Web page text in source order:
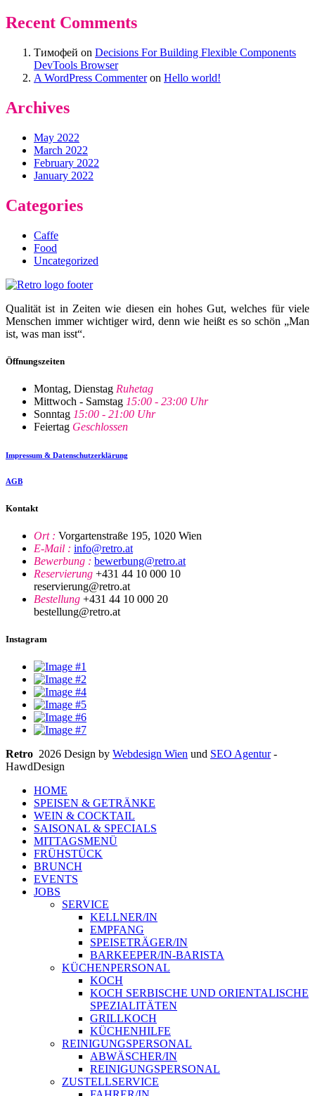
Recent Comments
Тимофей on Decisions For Building Flexible Components
DevTools Browser
A WordPress Commenteron Hello world!
Archives
May 2022
March 2022
February 2022
January 2022
Categories
Caffe
Food
Uncategorized
Qualität ist in Zeiten wie diesen ein hohes Gut, welches für viele
Menschen immer wichtiger wird, denn wie heißt es so schön „Man
ist, was man isst“.
Öffnungszeiten
Montag, Dienstag Ruhetag
Mittwoch - Samstag 15:00 - 23:00 Uhr
Sonntag 15:00 - 21:00 Uhr
Feiertag Geschlossen
Impressum & Datenschutzerklärung
AGB
Kontakt
Ort : Vorgartenstraße 195, 1020 Wien
E-Mail : info@retro.at
Bewerbung : bewerbung@retro.at
Reservierung +431 44 10 000 10
reservierung@retro.at
Bestellung +431 44 10 000 20
bestellung@retro.at
Instagram
Retro 2026 Design by Webdesign Wien und SEO Agentur-
HawdDesign
HOME
SPEISEN & GETRÄNKE
WEIN & COCKTAIL
SAISONAL & SPECIALS
MITTAGSMENÜ
FRÜHSTÜCK
BRUNCH
EVENTS
JOBS
SERVICE
KELLNER/IN
EMPFANG
SPEISETRÄGER/IN
BARKEEPER/IN-BARISTA
KÜCHENPERSONAL
KOCH
KOCH SERBISCHE UND ORIENTALISCHE
SPEZIALITÄTEN
GRILLKOCH
KÜCHENHILFE
REINIGUNGSPERSONAL
ABWÄSCHER/IN
REINIGUNGSPERSONAL
ZUSTELLSERVICE